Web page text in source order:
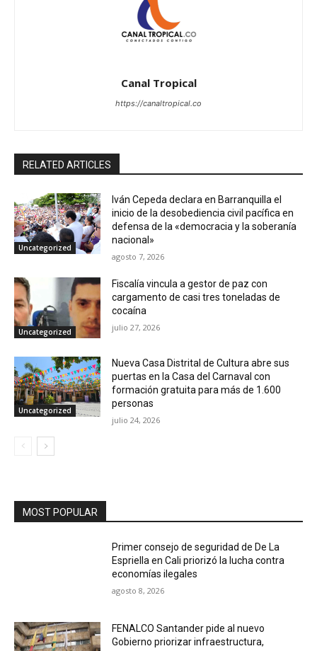
Canal Tropical
https://canaltropical.co
RELATED ARTICLES
Uncategorized
Iván Cepeda declara en Barranquilla el
inicio de la desobediencia civil pacífica en
defensa de la «democracia y la soberanía
nacional»
agosto 7, 2026
Uncategorized
Fiscalía vincula a gestor de paz con
cargamento de casi tres toneladas de
cocaína
julio 27, 2026
Uncategorized
Nueva Casa Distrital de Cultura abre sus
puertas en la Casa del Carnaval con
formación gratuita para más de 1.600
personas
julio 24, 2026
MOST POPULAR
Primer consejo de seguridad de De La
Espriella en Cali priorizó la lucha contra
economías ilegales
agosto 8, 2026
FENALCO Santander pide al nuevo
Gobierno priorizar infraestructura,